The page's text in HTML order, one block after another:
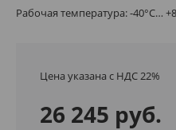
Рабочая температура: -40°C…
Цена указана с НДС 22%
26 245 руб.